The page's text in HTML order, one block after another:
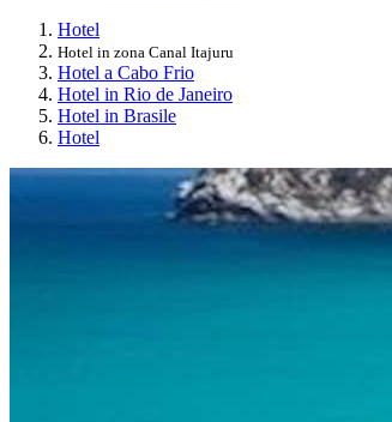
Hotel
Hotel in zona Canal Itajuru
Hotel a Cabo Frio
Hotel in Rio de Janeiro
Hotel in Brasile
Hotel